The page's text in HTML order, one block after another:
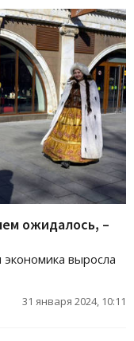
ожидалось, –
выросла
31 января 2024, 10:11